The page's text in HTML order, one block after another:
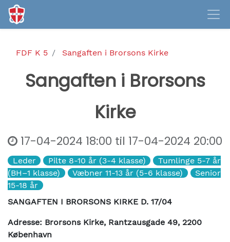
FDF K 5 Sangaften i Brorsons Kirke
Sangaften i Brorsons
Kirke
17-04-2024 18:00 til 17-04-2024 20:00
Leder Pilte 8-10 år (3-4 klasse)
Tumlinge 5-7 år
(BH–1 klasse)
Væbner 11-13 år (5-6 klasse)
Senior
15-18 år
SANGAFTEN I BRORSONS KIRKE D. 17/04
Adresse: Brorsons Kirke, Rantzausgade 49, 2200
København